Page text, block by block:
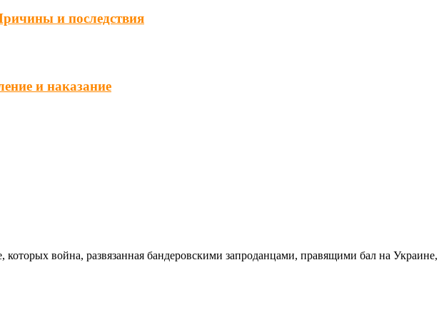
и последствия
и наказание
война, развязанная бандеровскими запроданцами, правящими бал на